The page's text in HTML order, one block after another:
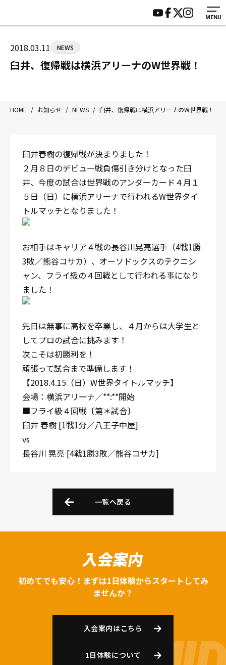
MENU
八王子中屋ボクシングジム
〒192-0072 東京都八王子市南町3-8 第2原嶋ビル1F
Tel/Fax：042-622-7222
営業時間：月〜土 14:00〜22:00 / 日・祝 14:00〜19:00
HOME
ジムについて
トレーニング
入会案内
施設紹介
会員様の声
サポーター募集
2018.03.11 NEWS
臼井、復帰戦は横浜アリーナのW世界戦！
HOME / お知らせ / NEWS / 臼井、復帰戦は横浜アリーナのW世界戦！
臼井春樹の復帰戦が決まりました！
２月８日のデビュー戦負傷引き分けとなった臼
井、今度の試合は世界戦のアンダーカード４月１
５日（日）に横浜アリーナで行われるW世界タイ
トルマッチとなりました！
お相手はキャリア４戦の長谷川晃亮選手（4戦1勝
3敗／熊谷コサカ）、オーソドックスのテクニシ
ャン、フライ級の４回戦として行われる事になり
ました！
先日は無事に高校を卒業し、４月からは大学生と
してプロの試合に挑みます！
次こそは初勝利を！
頑張って試合まで準備します！
【2018.4.15（日）W世界タイトルマッチ】
会場：横浜アリーナ／**:**開始
■フライ級４回戦〔第＊試合〕
臼井 春樹 [1戦1分／八王子中屋]
vs
長谷川 晃亮 [4戦1勝3敗／熊谷コサカ]
一覧へ戻る
入会案内
初めてでも安心！まずは1日体験からスタートしてみ
ませんか？
入会案内はこちら
1日体験について